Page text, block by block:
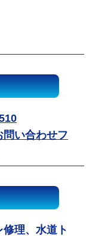
問い合わせフ
理、水道ト